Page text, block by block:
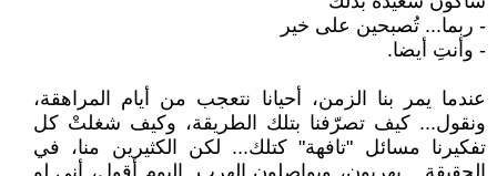
- ربما... تُصبحين على خير
- وأنتِ أيضا.
عندما يمر بنا الزمن، أحيانا نتعجب من أيام المراهقة،
ونقول... كيف تصرّفنا بتلك الطريقة، وكيف شغلتْ كل
تفكيرنا مسائل "تافهة" كتلك... لكن الكثيرين منا، في